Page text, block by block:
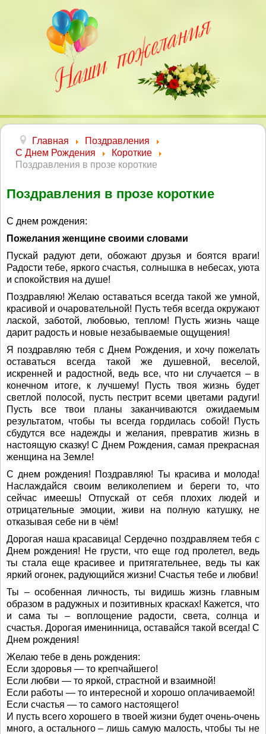
Главная
Поздравления
С Днем Рождения
Короткие
Поздравления в прозе короткие
Поздравления в прозе короткие
С днем рождения:
Пожелания женщине своими словами
Пускай радуют дети, обожают друзья и боятся враги!
Радости тебе, яркого счастья, солнышка в небесах, уюта
и спокойствия на душе!
Поздравляю! Желаю оставаться всегда такой же умной,
красивой и очаровательной! Пусть тебя всегда окружают
лаской, заботой, любовью, теплом! Пусть жизнь чаще
дарит радость и новые незабываемые ощущения!
Я поздравляю тебя с Днем Рождения, и хочу пожелать
оставаться всегда такой же душевной, веселой,
искренней и радостной, ведь все, что ни случается – в
конечном итоге, к лучшему! Пусть твоя жизнь будет
светлой полосой, пусть пестрит всеми цветами радуги!
Пусть все твои планы заканчиваются ожидаемым
результатом, чтобы ты всегда гордилась собой! Пусть
сбудутся все надежды и желания, превратив жизнь в
настоящую сказку! С Днем Рождения, самая прекрасная
женщина на Земле!
С днем рождения! Поздравляю! Ты красива и молода!
Наслаждайся своим великолепием и береги то, что
сейчас имеешь! Отпускай от себя плохих людей и
отрицательные эмоции, живи на полную катушку, не
отказывая себе ни в чём!
Дорогая наша красавица! Сердечно поздравляем тебя с
Днем рождения! Не грусти, что еще год пролетел, ведь
ты стала еще красивее и притягательнее, ведь ты как
яркий огонек, радующийся жизни! Счастья тебе и любви!
Ты – особенная личность, ты видишь жизнь главным
образом в радужных и позитивных красках! Кажется, что
и сама ты – воплощение радости, света, солнца и
счастья. Дорогая именинница, оставайся такой всегда! С
Днем рождения!
Желаю тебе в день рождения:
Если здоровья — то крепчайшего!
Если любви — то яркой, страстной и взаимной!
Если работы — то интересной и хорошо оплачиваемой!
Если счастья — то самого настоящего!
И пусть всего хорошего в твоей жизни будет очень-очень
много, а остального – лишь самую малость, чтобы ты не